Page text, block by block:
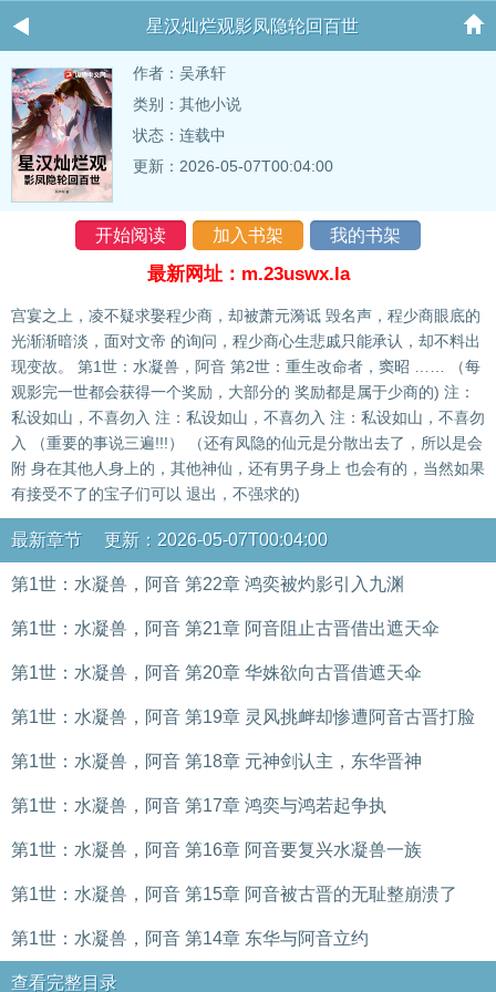
星汉灿烂观影凤隐轮回百世
作者： 吴承轩
类别：其他小说
状态：连载中
更新：2026-05-07T00:04:00
开始阅读 加入书架 我的书架
最新网址：m.23uswx.la
宫宴之上，凌不疑求娶程少商，却被萧元漪诋 毁名声，程少商眼底的
光渐渐暗淡，面对文帝 的询问，程少商心生悲戚只能承认，却不料出
现变故。 第1世：水凝兽，阿音 第2世：重生改命者，窦昭 …… （每
观影完一世都会获得一个奖励，大部分的 奖励都是属于少商的) 注：
私设如山，不喜勿入 注：私设如山，不喜勿入 注：私设如山，不喜勿
入 （重要的事说三遍!!!） （还有凤隐的仙元是分散出去了，所以是会
附 身在其他人身上的，其他神仙，还有男子身上 也会有的，当然如果
有接受不了的宝子们可以 退出，不强求的)
最新章节 更新：2026-05-07T00:04:00
第1世：水凝兽，阿音 第22章 鸿奕被灼影引入九渊
第1世：水凝兽，阿音 第21章 阿音阻止古晋借出遮天伞
第1世：水凝兽，阿音 第20章 华姝欲向古晋借遮天伞
第1世：水凝兽，阿音 第19章 灵风挑衅却惨遭阿音古晋打脸
第1世：水凝兽，阿音 第18章 元神剑认主，东华晋神
第1世：水凝兽，阿音 第17章 鸿奕与鸿若起争执
第1世：水凝兽，阿音 第16章 阿音要复兴水凝兽一族
第1世：水凝兽，阿音 第15章 阿音被古晋的无耻整崩溃了
第1世：水凝兽，阿音 第14章 东华与阿音立约
查看完整目录